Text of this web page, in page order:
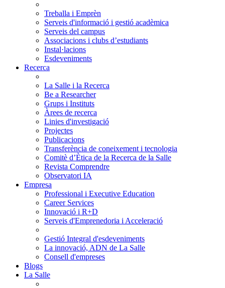
Treballa i Emprèn
Serveis d'informació i gestió acadèmica
Serveis del campus
Associacions i clubs d’estudiants
Instal·lacions
Esdeveniments
Recerca
La Salle i la Recerca
Be a Researcher
Grups i Instituts
Àrees de recerca
Linies d'investigació
Projectes
Publicacions
Transferència de coneixement i tecnologia
Comitè d’Ètica de la Recerca de la Salle
Revista Comprendre
Observatori IA
Empresa
Professional i Executive Education
Career Services
Innovació i R+D
Serveis d'Emprenedoria i Acceleració
Gestió Integral d'esdeveniments
La innovació, ADN de La Salle
Consell d'empreses
Blogs
La Salle